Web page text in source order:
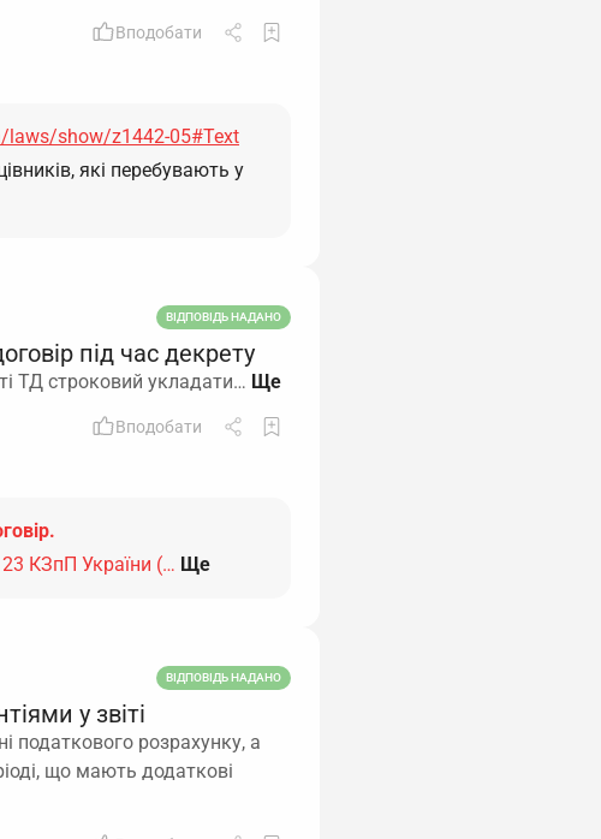
Вподобати
laws/show/z1442-05#Text
які перебувають у
ВІДПОВІДЬ НАДАНО
під час декрету
ТД строковий укладати…
Вподобати
23 КЗпП України (… Ще
ВІДПОВІДЬ НАДАНО
у звіті
податкового розрахунку, а
що мають додаткові